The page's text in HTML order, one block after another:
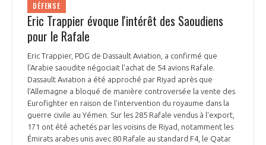
DÉFENSE
Eric Trappier évoque l'intérêt des Saoudiens
pour le Rafale
Eric Trappier, PDG de Dassault Aviation, a confirmé que
l'Arabie saoudite négociait l'achat de 54 avions Rafale.
Dassault Aviation a été approché par Riyad après que
l'Allemagne a bloqué de manière controversée la vente des
Eurofighter en raison de l'intervention du royaume dans la
guerre civile au Yémen. Sur les 285 Rafale vendus à l'export,
171 ont été achetés par les voisins de Riyad, notamment les
Émirats arabes unis avec 80 Rafale au standard F4, le Qatar